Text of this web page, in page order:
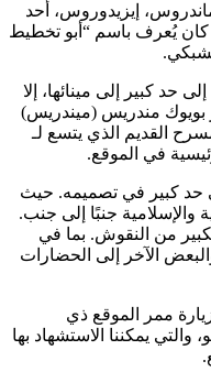
إيزيدوروس، أحد
كان يُعرف باسم “أبو تخطيط
حد كبير إلى مينائها، إلا
بويوك مندريس (ميندريس)
القديم الذي يتسع لـ
حد كبير في تصميمه. حيث
والإسلامية جنبًا إلى جنب.
من النقوش. بما في
الآخر إلى الحضارات
ممر الموقع ذي
والتي يمكننا الاستشهاد بها